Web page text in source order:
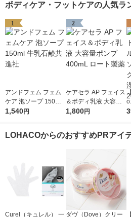
ボディケア・フットケアの人気ラ
1
アンドフェム フェム
ケア 泡ソープ 150ml
牛乳石鹸共進社
1,540円
2
ケアセラ AP フェイス
＆ボディ乳液 大容量
ポンプ 400mL ロート
1,800円
o
1
LOHACOからのおすすめPRアイ
Curel（キュレル） 一 ダヴ（Dove）クリー